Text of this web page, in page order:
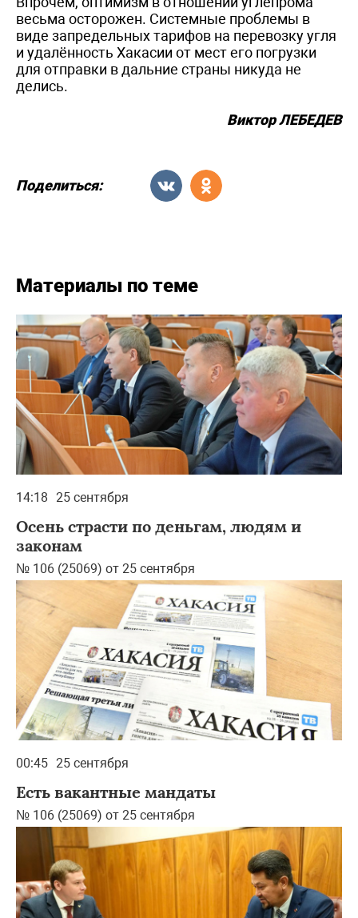
весьма осторожен. Системные проблемы в
виде запредельных тарифов на перевозку угля
и удалённость Хакасии от мест его погрузки
для отправки в дальние страны никуда не
делись.
Виктор ЛЕБЕДЕВ
Поделиться:
Материалы по теме
14:18 25 сентября
Осень страсти по деньгам, людям и
законам
№ 106 (25069) от 25 сентября
00:45 25 сентября
Есть вакантные мандаты
№ 106 (25069) от 25 сентября